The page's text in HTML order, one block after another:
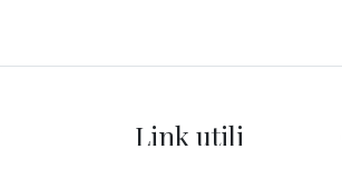
Link utili